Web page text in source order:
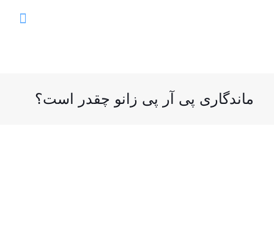
ماندگاری پی آر پی زانو چقدر است؟